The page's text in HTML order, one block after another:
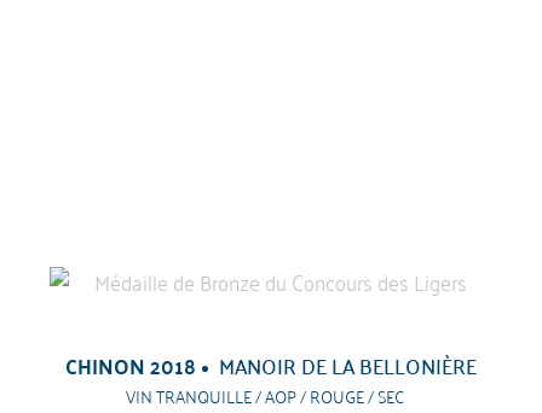
CHINON 2018 MANOIR DE LA BELLONIÈRE
VIN TRANQUILLE / AOP / ROUGE / SEC